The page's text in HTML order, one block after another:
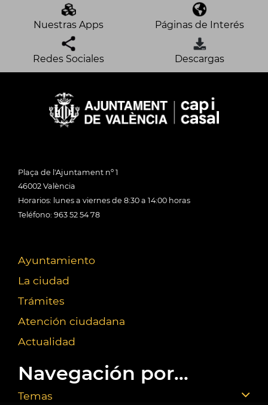
Nuestras Apps Páginas de Interés
Redes Sociales Descargas
Plaça de l'Ajuntament nº 1
46002 València
Horarios: lunes a viernes de 8:30 a 14:00 horas
Teléfono: 963 52 54 78
Ayuntamiento
La ciudad
Trámites
Atención ciudadana
Actualidad
Navegación por...
Temas